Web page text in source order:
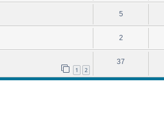
5
2
1 2
37